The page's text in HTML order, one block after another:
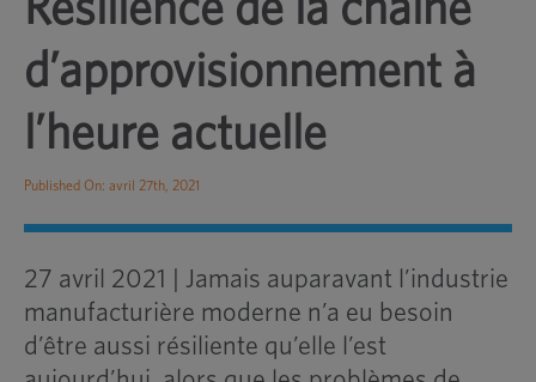
Résilience de la chaîne
d’approvisionnement à
l’heure actuelle
Published On: avril 27th, 2021
27 avril 2021
Jamais auparavant l’industrie
manufacturière moderne n’a eu besoin
d’être aussi résiliente qu’elle l’est